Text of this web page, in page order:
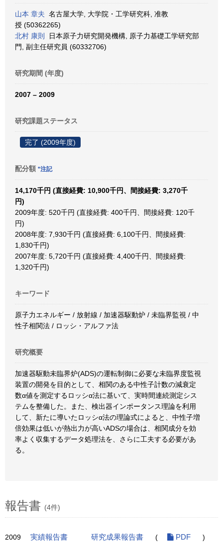
山本 章夫 名古屋大学, 大学院・工学研究科, 准教
授 (50362265)
北村 康則
日本原子力研究開発機構, 原子力基礎工学研究部
門, 副主任研究員 (60332706)
研究期間 (年度)
2007 – 2009
研究課題ステータス
完了 (2009年度)
配分額 *注記
14,170千円 (直接経費: 10,900千円、間接経費: 3,270千
円)
2009年度: 520千円 (直接経費: 400千円、間接経費: 120千
円)
2008年度: 7,930千円 (直接経費: 6,100千円、間接経費:
1,830千円)
2007年度: 5,720千円 (直接経費: 4,400千円、間接経費:
1,320千円)
キーワード
原子力エネルギー / 放射線 / 加速器駆動炉 / 未臨界監視 / 中
性子相関法 / ロッシ・アルファ法
研究概要
加速器駆動未臨界炉(ADS)の運転制御に必要な未臨界度監視
装置の開発を目的として、相関のある中性子計数の減衰定
数α値を測定するロッシα法に基いて、実時間連続測定シス
テムを整備した。また、検出器インポータンス理論を利用
して、新たに導いたロッシα法の理論式によると、中性子増
倍効果は低いが熱出力が高いADSの場合は、相関成分を効
率よく収集するデータ処理法を、さらに工夫する必要があ
る。
報告書 (4件)
2009 実績報告書 研究成果報告書 ( PDF )